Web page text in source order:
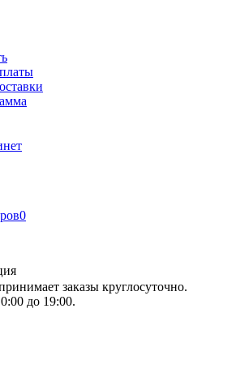
0
заказы круглосуточно.
до 19:00.